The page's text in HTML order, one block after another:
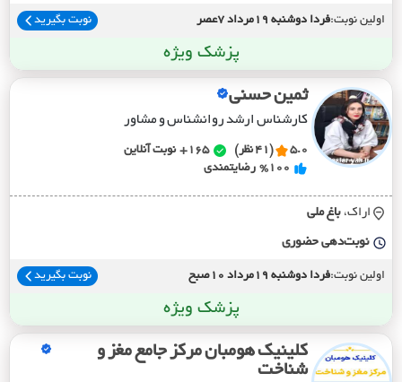
اولین نوبت:فردا دوشنبه 19مرداد 7عصر نوبت بگیرید
پزشک ویژه
ثمین حسنی
کارشناس ارشد روانشناس و مشاور
5.0 (41 نظر) 165+
نوبت آنلاین
%100 رضایتمندی
اراک، باغ ملي
نوبت‌دهی حضوری
اولین نوبت:فردا دوشنبه 19مرداد 10صبح نوبت بگیرید
پزشک ویژه
کلینیک هومبان مرکز جامع مغز و
شناخت